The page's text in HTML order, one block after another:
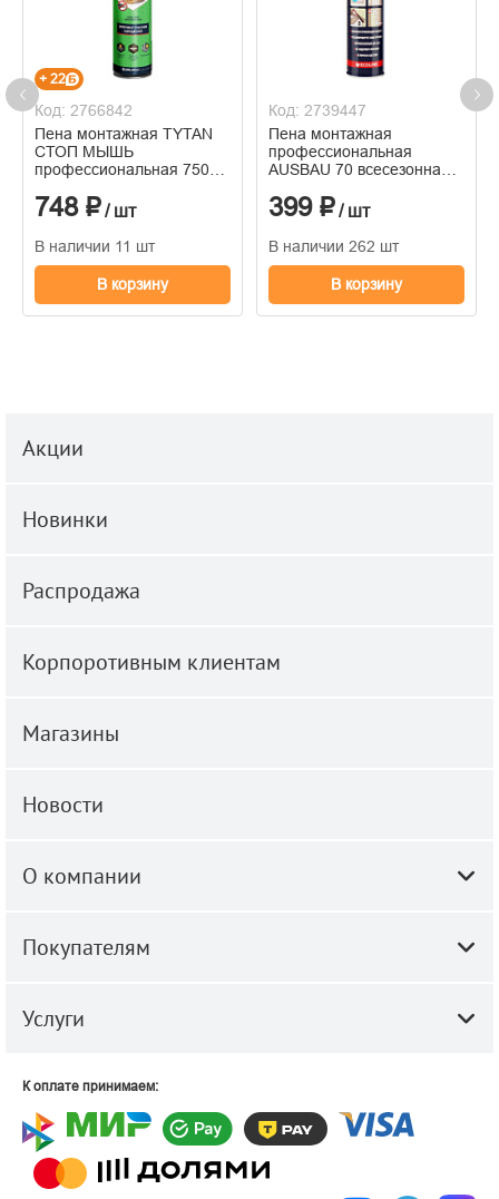
+ 22
Код: 2766842
Пена монтажная TYTAN
СТОП МЫШЬ
профессиональная 750
748 ₽/ шт
В наличии 11 шт
В корзину
Код: 2739447
Пена монтажная
профессиональная
AUSBAU 70 всесезонная
399 ₽/ шт
В наличии 262 шт
В корзину
Акции
Новинки
Распродажа
Корпоротивным клиентам
Магазины
Новости
О компании
Покупателям
Услуги
К оплате принимаем: